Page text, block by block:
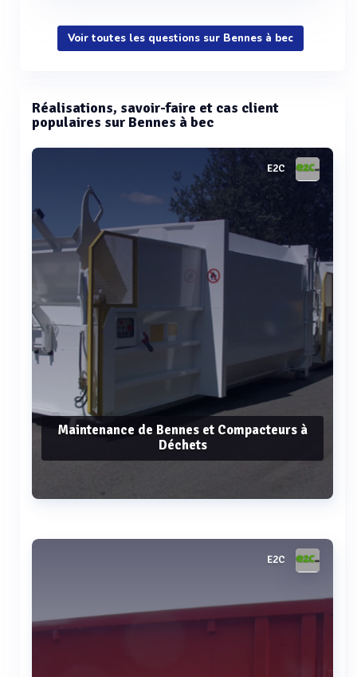
Voir toutes les questions sur Bennes à bec
Réalisations, savoir-faire et cas client
populaires sur Bennes à bec
E2C
Maintenance de Bennes et Compacteurs à
Déchets
E2C